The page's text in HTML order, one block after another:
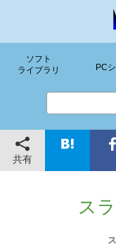
ソフト
ライブラリ
PC
共有
ス